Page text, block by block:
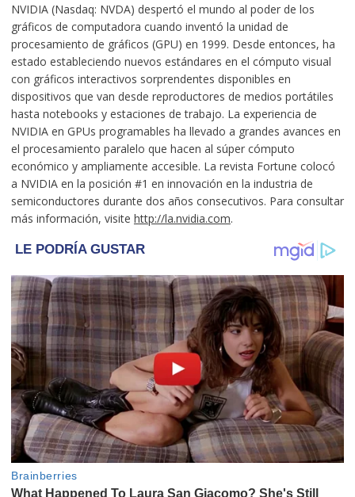
NVIDIA (Nasdaq: NVDA) despertó el mundo al poder de los
gráficos de computadora cuando inventó la unidad de
procesamiento de gráficos (GPU) en 1999. Desde entonces, ha
estado estableciendo nuevos estándares en el cómputo visual
con gráficos interactivos sorprendentes disponibles en
dispositivos que van desde reproductores de medios portátiles
hasta notebooks y estaciones de trabajo. La experiencia de
NVIDIA en GPUs programables ha llevado a grandes avances en
el procesamiento paralelo que hacen al súper cómputo
económico y ampliamente accesible. La revista Fortune colocó
a NVIDIA en la posición #1 en innovación en la industria de
semiconductores durante dos años consecutivos. Para consultar
más información, visite http://la.nvidia.com.